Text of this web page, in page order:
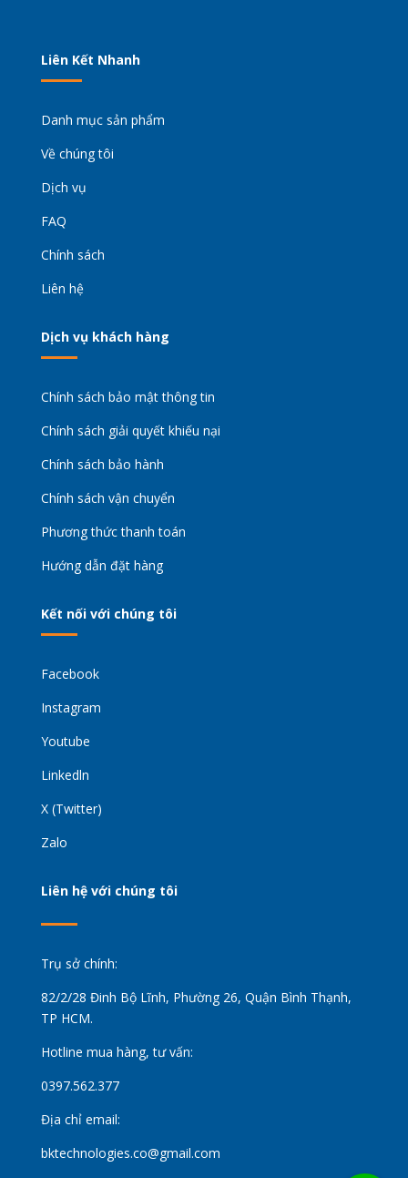
Liên Kết Nhanh
Danh mục sản phẩm
Về chúng tôi
Dịch vụ
FAQ
Chính sách
Liên hệ
Dịch vụ khách hàng
Chính sách bảo mật thông tin
Chính sách giải quyết khiếu nại
Chính sách bảo hành
Chính sách vận chuyển
Phương thức thanh toán
Hướng dẫn đặt hàng
Kết nối với chúng tôi
Facebook
Instagram
Youtube
Linkedln
X (Twitter)
Zalo
Liên hệ với chúng tôi
Trụ sở chính:
82/2/28 Đinh Bộ Lĩnh, Phường 26, Quận Bình Thạnh,
TP HCM.
Hotline mua hàng, tư vấn:
0397.562.377
Địa chỉ email:
bktechnologies.co@gmail.com